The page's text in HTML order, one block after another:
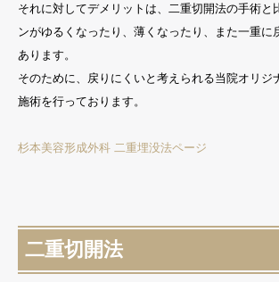
それに対してデメリットは、二重切開法の手術と
ンがゆるくなったり、薄くなったり、また一重に
あります。
そのために、戻りにくいと考えられる当院オリジ
施術を行っております。
杉本美容形成外科 二重埋没法ページ
二重切開法